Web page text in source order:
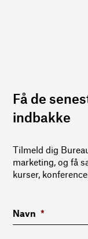
Få de
indbakke
Tilmeld dig
marketing, og få
kurser,
Navn *